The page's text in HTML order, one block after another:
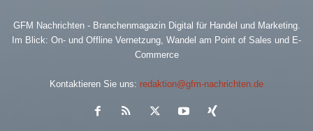
GFM Nachrichten - Branchenmagazin Digital für Handel und Marketing.
Im Blick: On- und Offline Vernetzung, Wandel am Point of Sales und E-
Commerce
Kontaktieren Sie uns: redaktion@gfm-nachrichten.de